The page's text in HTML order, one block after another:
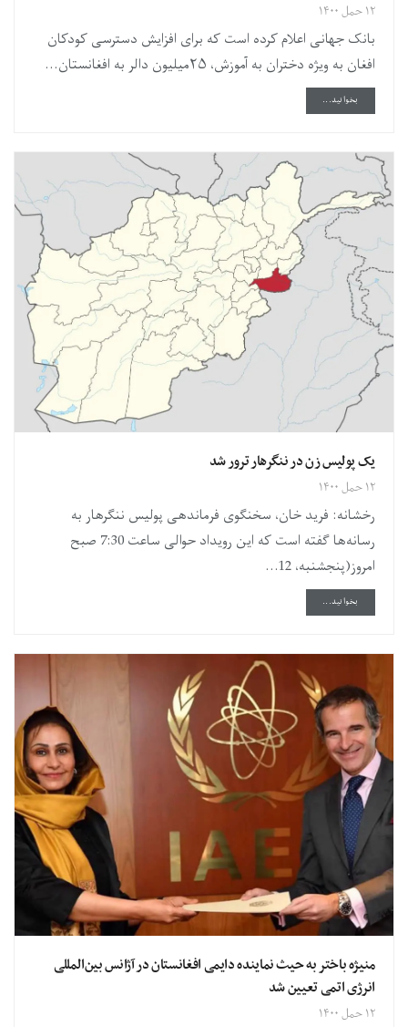
۱۲ حمل ۱۴۰۰
بانک جهانی اعلام کرده است که برای افزایش دسترسی کودکان
افغان به ویژه دختران به آموزش، ۲۵میلیون دالر به افغانستان...
بخوانید...
یک پولیس زن در ننگرهار ترور شد
۱۲ حمل ۱۴۰۰
رخشانه: فرید خان، سخنگوی فرماندهی پولیس ننگرهار به
رسانه‌ها گفته است که این رویداد حوالی ساعت 7:30 صبح
امروز(پنجشنبه، 12...
بخوانید...
منیژه باختر به حیث نماینده دایمی افغانستان در آژانس بین‌المللی
انرژی اتمی تعیین شد
۱۲ حمل ۱۴۰۰